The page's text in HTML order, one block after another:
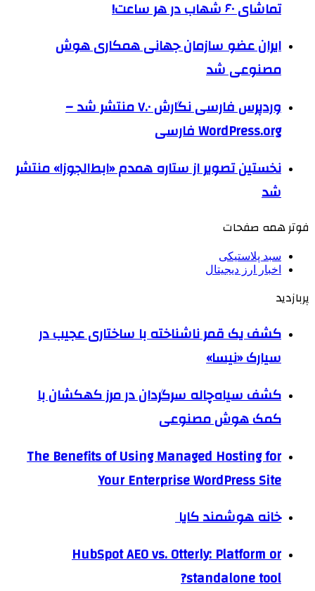
تماشای ۶۰ شهاب در هر ساعت!
ایران عضو سازمان جهانی همکاری هوش
مصنوعی شد
وردپرس فارسی نگارش ۷.۰ منتشر شد –
WordPress.org فارسی
نخستین تصویر از ستاره همدم «ابط‌الجوزا» منتشر
شد
فوتر همه صفحات
سبد پلاستیکی
اخبار ارز دیجیتال
پربازدید
کشف یک قمر ناشناخته با ساختاری عجیب در
سیارک «نیسا»
کشف سیاه‌چاله سرگردان در مرز کهکشان با
کمک هوش مصنوعی
The Benefits of Using Managed Hosting for
Your Enterprise WordPress Site
خانه هوشمند کایا
HubSpot AEO vs. Otterly: Platform or
standalone tool?